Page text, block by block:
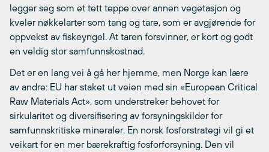
legger seg som et tett teppe over annen vegetasjon og
kveler nøkkelarter som tang og tare, som er avgjørende for
oppvekst av fiskeyngel. At taren forsvinner, er kort og godt
en veldig stor samfunnskostnad.
Det er en lang vei å gå her hjemme, men Norge kan lære
av andre: EU har staket ut veien med sin «European Critical
Raw Materials Act», som understreker behovet for
sirkularitet og diversifisering av forsyningskilder for
samfunnskritiske mineraler. En norsk fosforstrategi vil gi et
veikart for en mer bærekraftig fosforforsyning. Den vil